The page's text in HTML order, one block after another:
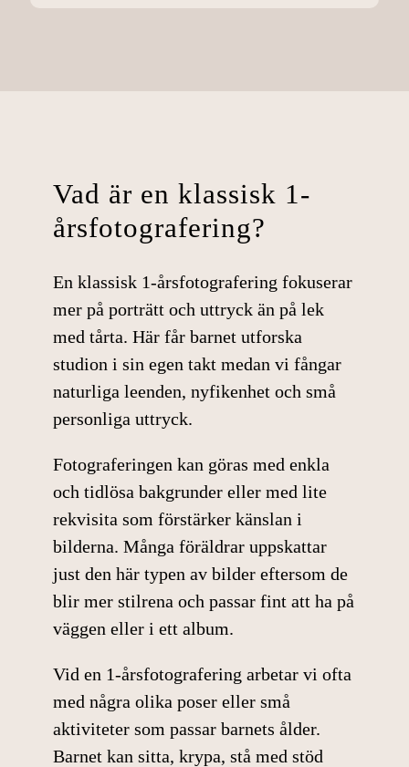
Vad är en klassisk 1-
årsfotografering?
Enklassisk 1-årsfotografering fokuserar
mer på porträtt och uttryck än på lek
med tårta. Här får barnet utforska
studion i sin egen takt medan vi fångar
naturliga leenden, nyfikenhet och små
personliga uttryck.
Fotograferingen kan göras med enkla
och tidlösa bakgrunder eller med lite
rekvisita som förstärker känslan i
bilderna. Många föräldrar uppskattar
just den här typen av bilder eftersom de
blir mer stilrena och passar fint att ha på
väggen eller i ett album.
Vid en 1-årsfotografering arbetar vi ofta
med några olika poser eller små
aktiviteter som passar barnets ålder.
Barnet kan sitta, krypa, stå med stöd